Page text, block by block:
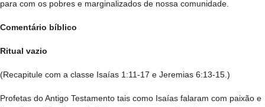
para com os pobres e marginalizados de nossa comunidade.
Comentário bíblico
Ritual vazio
(Recapitule com a classe Isaías 1:11-17 e Jeremias 6:13-15.)
Profetas do Antigo Testamento tais como Isaías falaram com paixão e